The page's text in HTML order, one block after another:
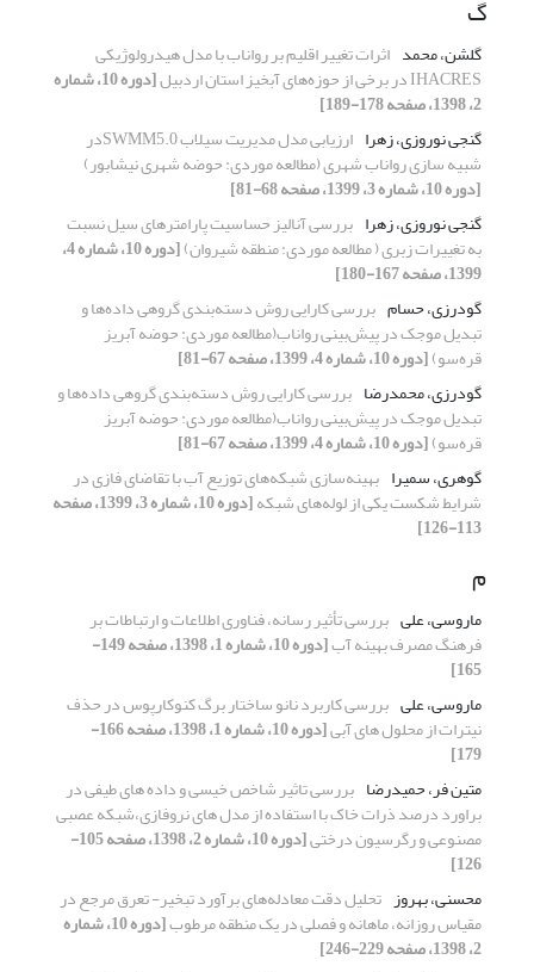
گ
گلشن، محمد اثرات تغییر اقلیم بر رواناب با مدل هیدرولوژیکی
IHACRES در برخی از حوزه‌های آبخیز استان اردبیل [دوره 10، شماره
2، 1398، صفحه 178-189]
گنجی نوروزی، زهرا
ارزیابی مدل مدیریت سیلاب SWMM5.0در
شبیه سازی رواناب شهری (مطالعه موردی: حوضه شهری نیشابور)
[دوره 10، شماره 3، 1399، صفحه 68-81]
گنجی نوروزی، زهرا بررسی آنالیز حساسیت پارامترهای سیل نسبت
به تغییرات زبری ( مطالعه موردی: منطقه شیروان) [دوره 10، شماره 4،
1399، صفحه 167-180]
گودرزی، حسام بررسی کارایی روش دسته‌بندی گروهی داده‌ها و
تبدیل موجک در پیش‌بینی رواناب(مطالعه موردی: حوضه آبریز
قره‌سو)[دوره 10، شماره 4، 1399، صفحه 67-81]
گودرزی، محمدرضا بررسی کارایی روش دسته‌بندی گروهی داده‌ها و
تبدیل موجک در پیش‌بینی رواناب(مطالعه موردی: حوضه آبریز
قره‌سو)[دوره 10، شماره 4، 1399، صفحه 67-81]
گوهری، سمیرا بهینه‌سازی شبکه‌های توزیع آب با تقاضای فازی در
شرایط شکست یکی از لوله‌های شبکه [دوره 10، شماره 3، 1399، صفحه
113-126]
م
ماروسی، علی بررسی تأثیر رسانه، فناوری اطلاعات و ارتباطات بر
فرهنگ مصرف بهینه آب [دوره 10، شماره 1، 1398، صفحه 149-
165]
ماروسی، علی بررسی کاربرد نانو ساختار برگ کنوکارپوس در حذف
نیترات از محلول های آبی [دوره 10، شماره 1، 1398، صفحه 166-
179]
متین فر، حمیدرضا بررسی تاثیر شاخص خیسی و داده های طیفی در
براورد درصد ذرات خاک با استفاده از مدل های نروفازی،شبکه عصبی
مصنوعی و رگرسیون درختی [دوره 10، شماره 2، 1398، صفحه 105-
126]
محسنی، بهروز تحلیل دقت معادله‌های برآورد تبخیر- تعرق مرجع در
مقیاس روزانه، ماهانه و فصلی در یک منطقه مرطوب [دوره 10، شماره
2، 1398، صفحه 229-246]